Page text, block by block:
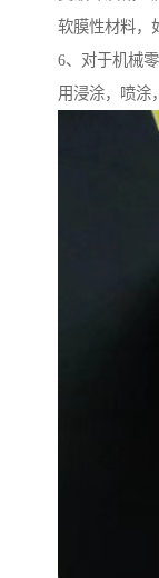
软膜性材料，
6、对于机械
用浸涂，喷涂